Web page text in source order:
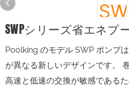
SWPシリーズ省エネプ
Poolking のモデル SWP ポンプ
が異なる新しいデザインです。
高速と低速の交換が敏感である